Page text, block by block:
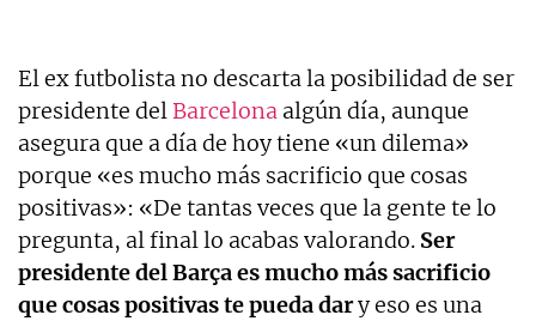
El ex futbolista no descarta la posibilidad de ser
presidente del Barcelona algún día, aunque
asegura que a día de hoy tiene «un dilema»
porque «es mucho más sacrificio que cosas
positivas»: «De tantas veces que la gente te lo
pregunta, al final lo acabas valorando. Ser
presidente del Barça es mucho más sacrificio
que cosas positivas te pueda dary eso es una